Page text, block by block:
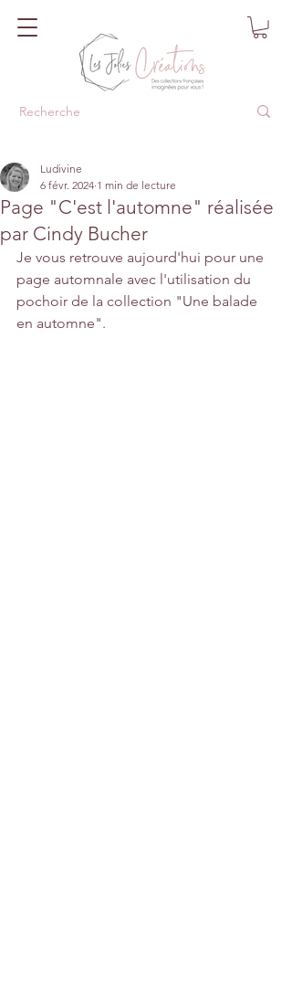
Page "C'est l'automne" réalisée
par Cindy Bucher
Ludivine
6 févr. 2024 1 min de lecture
Je vous retrouve aujourd'hui pour une
page automnale avec l'utilisation du
pochoir de la collection "Une balade
en automne".